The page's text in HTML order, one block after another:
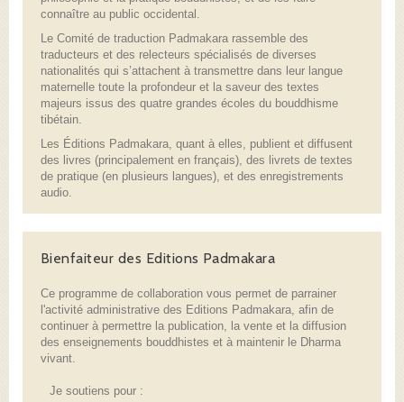
connaître au public occidental.
Le Comité de traduction Padmakara rassemble des
traducteurs et des relecteurs spécialisés de diverses
nationalités qui s’attachent à transmettre dans leur langue
maternelle toute la profondeur et la saveur des textes
majeurs issus des quatre grandes écoles du bouddhisme
tibétain.
Les Éditions Padmakara, quant à elles, publient et diffusent
des livres (principalement en français), des livrets de textes
de pratique (en plusieurs langues), et des enregistrements
audio.
Bienfaiteur des Editions Padmakara
Ce programme de collaboration vous permet de parrainer
l'activité administrative des Editions Padmakara, afin de
continuer à permettre la publication, la vente et la diffusion
des enseignements bouddhistes et à maintenir le Dharma
vivant.
Je soutiens pour :